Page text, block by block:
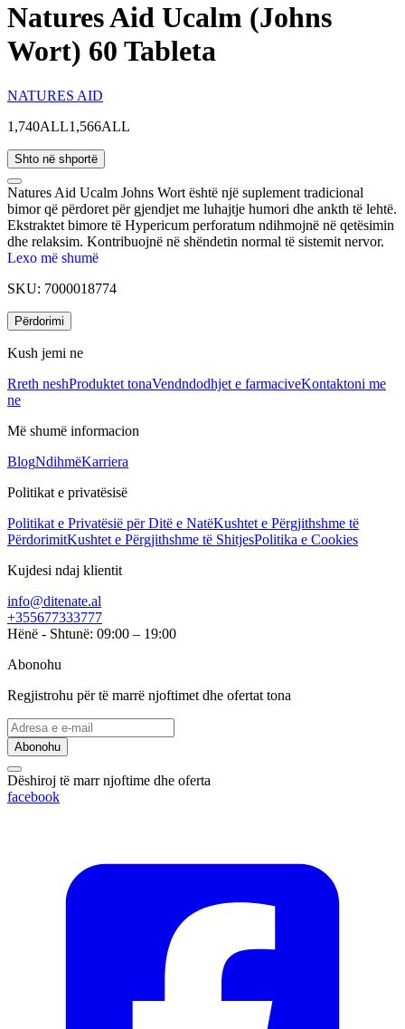
Natures Aid Ucalm (Johns
Wort) 60 Tableta
NATURES AID
1,740ALL1,566ALL
Shto në shportë
Natures Aid Ucalm Johns Wort është një suplement tradicional
bimor që përdoret për gjendjet me luhajtje humori dhe ankth të lehtë.
Ekstraktet bimore të Hypericum perforatum ndihmojnë në qetësimin
dhe relaksim. Kontribuojnë në shëndetin normal të sistemit nervor.
Redukton simptomat e ankthit dhe ndihmon në qetësimin e stresit
gjumë më të qetë.
Lexo më shumë
SKU: 7000018774
Përdorimi
Kush jemi ne
Rreth neshProduktet tonaVendndodhjet e farmaciveKontaktoni me
ne
Më shumë informacion
BlogNdihmëKarriera
Politikat e privatësisë
Politikat e Privatësië për Ditë e NatëKushtet e Përgjithshme të
PërdorimitKushtet e Përgjithshme të ShitjesPolitika e Cookies
Kujdesi ndaj klientit
info@ditenate.al
+355677333777
Hënë - Shtunë: 09:00 – 19:00
Abonohu
Regjistrohu për të marrë njoftimet dhe ofertat tona
Abonohu
Dëshiroj të marr njoftime dhe oferta
facebook